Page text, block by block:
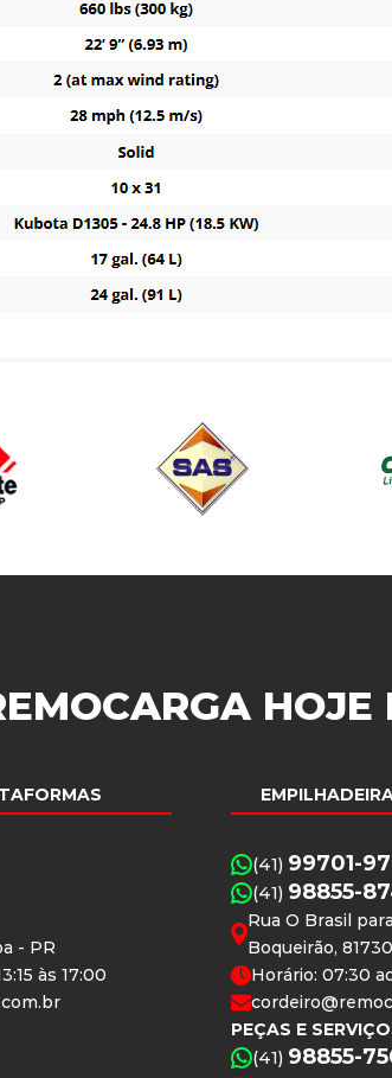
HOJE
- PR
às 17:00
(41) 99701-
(41) 98855-
Rua O Brasil
Boqueirão,
Horário: 07:30
PEÇAS E
(41) 98855-